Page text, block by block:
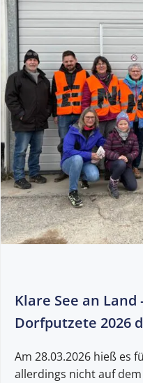
Klare See an
Dorfputzete 2026
Am 28.03.2026 hieß es
allerdings nicht auf